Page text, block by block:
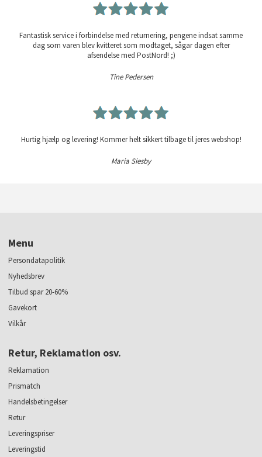
Fantastisk service i forbindelse med returnering, pengene indsat samme
dag som varen blev kvitteret som modtaget, sågar dagen efter
afsendelse med PostNord! ;)
Tine Pedersen
Hurtig hjælp og levering! Kommer helt sikkert tilbage til jeres webshop!
Maria Siesby
Menu
Persondatapolitik
Nyhedsbrev
Tilbud spar 20-60%
Gavekort
Vilkår
Retur, Reklamation osv.
Reklamation
Prismatch
Handelsbetingelser
Retur
Leveringspriser
Leveringstid